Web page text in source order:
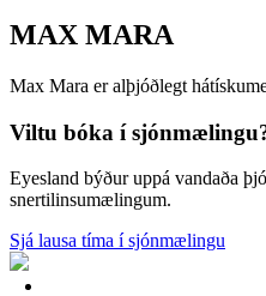
MAX MARA
Max Mara er alþjóðlegt
Viltu bóka í
Eyesland býður uppá vandaða
snertilinsumælingum.
Sjá lausa tíma í sjónmælingu